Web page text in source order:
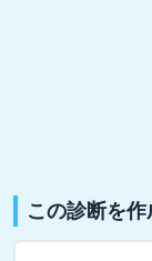
この診断を作